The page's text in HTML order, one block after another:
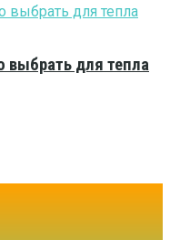
выбрать для тепла